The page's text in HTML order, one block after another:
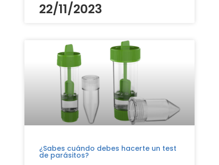
22/11/2023
¿Sabes cuándo debes hacerte un test
de parásitos?